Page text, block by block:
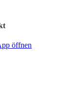
öffnen